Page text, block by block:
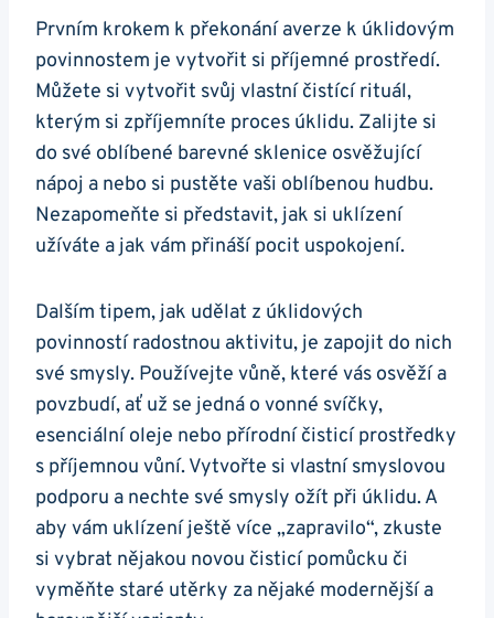
Prvním krokem k překonání averze k úklidovým
povinnostem je vytvořit si příjemné prostředí.
Můžete si vytvořit svůj vlastní čistící rituál,
kterým si zpříjemníte proces úklidu. Zalijte si
do své oblíbené barevné sklenice osvěžující
nápoj a nebo si pustěte vaši oblíbenou hudbu.
Nezapomeňte si představit, jak si uklízení
užíváte a jak vám přináší pocit uspokojení.
Dalším tipem, jak udělat z úklidových
povinností radostnou aktivitu, je zapojit do nich
své smysly. Používejte vůně, které vás osvěží a
povzbudí, ať už se jedná o vonné svíčky,
esenciální oleje nebo přírodní čisticí prostředky
s příjemnou vůní. Vytvořte si vlastní smyslovou
podporu a nechte své smysly ožít při úklidu. A
aby vám uklízení ještě více „zapravilo“, zkuste
si vybrat nějakou novou čisticí pomůcku či
vyměňte staré utěrky za nějaké modernější a